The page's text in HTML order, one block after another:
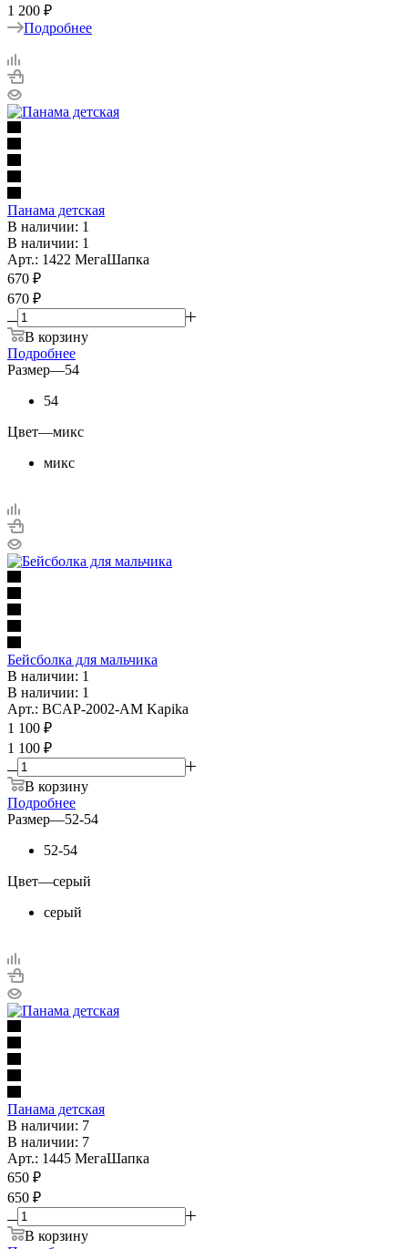
1 200 ₽
Подробнее
Панама детская
В наличии: 1
В наличии: 1
Арт.: 1422 МегаШапка
670 ₽
670 ₽
В корзину
Подробнее
Размер—54
54
Цвет—микс
микс
Бейсболка для мальчика
В наличии: 1
В наличии: 1
Арт.: BCAP-2002-AM Kapika
1 100 ₽
1 100 ₽
В корзину
Подробнее
Размер—52-54
52-54
Цвет—серый
серый
Панама детская
В наличии: 7
В наличии: 7
Арт.: 1445 МегаШапка
650 ₽
650 ₽
В корзину